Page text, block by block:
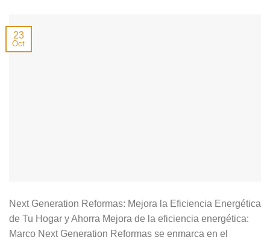
23
Oct
Next Generation Reformas: Mejora la Eficiencia Energética
de Tu Hogar y Ahorra Mejora de la eficiencia energética:
Marco Next Generation Reformas se enmarca en el